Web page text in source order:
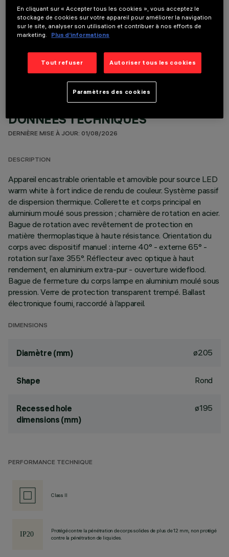
DONNÉES TECHNIQUES
DERNIÈRE MISE À JOUR: 01/08/2026
DESCRIPTION
Appareil encastrable orientable et amovible pour source LED
warm white à fort indice de rendu de couleur. Système passif
de dispersion thermique. Collerette et corps principal en
aluminium moulé sous pression ; charnière de rotation en acier.
Bague de rotation avec revêtement de protection en
matière thermoplastique à haute résistance. Orientation du
corps avec dispositif manuel : interne 40° - externe 65° -
rotation sur l’axe 355°. Réflecteur avec optique à haut
rendement, en aluminium extra-pur - ouverture wideflood.
Bague de fermeture du corps lampe en aluminium moulé sous
pression. Verre de protection transparent trempé. Ballast
électronique fourni, raccordé à l’appareil.
DIMENSIONS
Diamètre (mm) ø205
Shape Rond
Recessed hole
dimensions (mm)
ø195
PERFORMANCE TECHNIQUE
Class II
Protégé contre la pénétration de corps solides de plus de 12 mm, non protégé
contre la pénétration de liquides.
En cliquant sur « Accepter tous les cookies », vous acceptez le
stockage de cookies sur votre appareil pour améliorer la navigation
sur le site, analyser son utilisation et contribuer à nos efforts de
marketing.
Plus d’informations
Tout refuser Autoriser tous les cookies
Paramètres des cookies